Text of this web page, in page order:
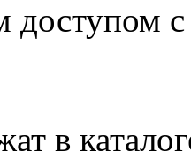
доступом
в